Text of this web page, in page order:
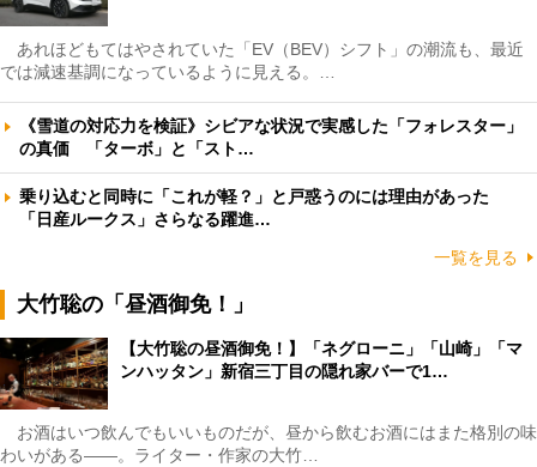
あれほどもてはやされていた「EV（BEV）シフト」の潮流も、最近
では減速基調になっているように見える。…
《雪道の対応力を検証》シビアな状況で実感した「フォレスター」
の真価 「ターボ」と「スト…
乗り込むと同時に「これが軽？」と戸惑うのには理由があった
「日産ルークス」さらなる躍進…
一覧を見る
大竹聡の「昼酒御免！」
【大竹聡の昼酒御免！】「ネグローニ」「山崎」「マ
ンハッタン」新宿三丁目の隠れ家バーで1…
お酒はいつ飲んでもいいものだが、昼から飲むお酒にはまた格別の味
わいがある――。ライター・作家の大竹…